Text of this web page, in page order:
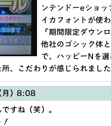
ンテンドーeショ
イカフォントが使
「期間限定ダウン
他社のゴシック体
で、ハッピーNを
、こだわりが感じられました
月) 8:08
すね（笑）。